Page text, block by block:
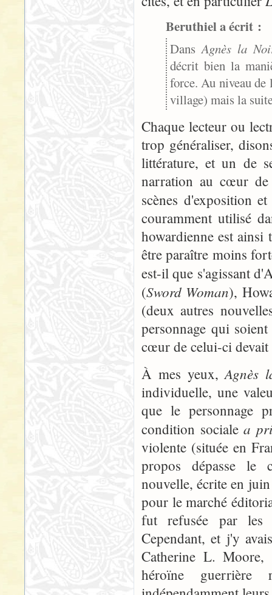
Beruthiel a écrit :
DansAgnès la
décrit bien la
force. Au niveau
village) mais la
Chaque lecteur ou
trop généraliser,
littérature, et un de
narration au cœur
scènes d'exposition
couramment utilisé
howardienne est
être paraître moins
est-il que s'agissant
(Sword Woman),
(deux autres
personnage qui
cœur de celui-ci
À mes yeux,Agnès
individuelle, une
que le personnage
condition socialea
violente (située en
propos dépasse le
nouvelle, écrite en
pour le marché
fut refusée par les
Cependant, et j'y
Catherine L. Moore,
héroïne guerrière